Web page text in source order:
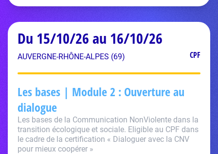
Du 15/10/26 au 16/10/26
AUVERGNE-RHÔNE-ALPES (69) CPF
Les bases | Module 2 : Ouverture au
dialogue
Les bases de la Communication NonViolente dans la
transition écologique et sociale. Eligible au CPF dans
le cadre de la certification « Dialoguer avec la CNV
pour mieux coopérer »